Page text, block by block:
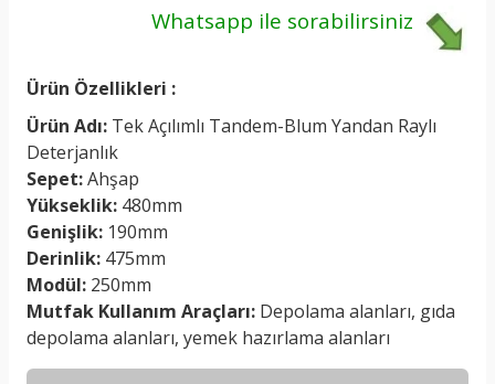
Whatsapp ile sorabilirsiniz
Ürün Özellikleri :
Ürün Adı: Tek Açılımlı Tandem-Blum Yandan Raylı
Deterjanlık
Sepet:Ahşap
Yükseklik: 480mm
Genişlik: 190mm
Derinlik: 475mm
Modül: 250mm
Mutfak Kullanım Araçları: Depolama alanları, gıda
depolama alanları, yemek hazırlama alanları